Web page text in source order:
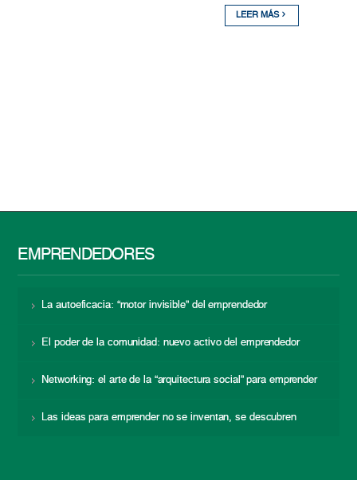
LEER MÁS
EMPRENDEDORES
La autoeficacia: “motor invisible” del emprendedor
El poder de la comunidad: nuevo activo del emprendedor
Networking: el arte de la “arquitectura social” para emprender
Las ideas para emprender no se inventan, se descubren